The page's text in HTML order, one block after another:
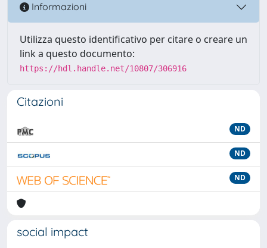
Informazioni
Utilizza questo identificativo per citare o creare un
link a questo documento:
https://hdl.handle.net/10807/306916
Citazioni
ND
ND
ND
social impact